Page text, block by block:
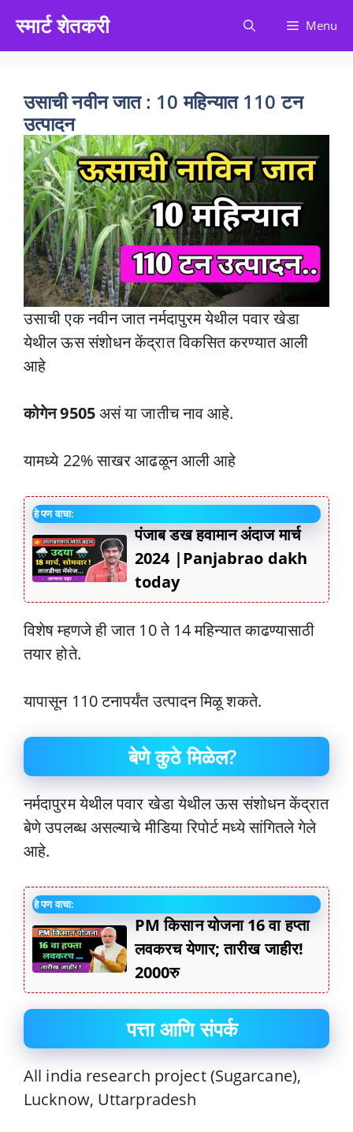
content
स्मार्ट शेतकरी Menu
उसाची नवीन जात : 10 महिन्यात 110 टन
उत्पादन
उसाची एक नवीन जात नर्मदापुरम येथील पवार खेडा
येथील ऊस संशोधन केंद्रात विकसित करण्यात आली
आहे
कोगेन 9505असं या जातीच नाव आहे.
यामध्ये 22% साखर आढळून आली आहे
हे पण वाचा:
पंजाब डख हवामान अंदाज मार्च
2024 |Panjabrao dakh
today
विशेष म्हणजे ही जात 10 ते 14 महिन्यात काढण्यासाठी
तयार होते.
यापासून 110 टनापर्यंत उत्पादन मिळू शकते.
बेणे कुठे मिळेल?
नर्मदापुरम येथील पवार खेडा येथील ऊस संशोधन केंद्रात
बेणे उपलब्ध असल्याचे मीडिया रिपोर्ट मध्ये सांगितले गेले
आहे.
हे पण वाचा:
PM किसान योजना 16 वा हप्ता
लवकरच येणार; तारीख जाहीर!
2000रु
पत्ता आणि संपर्क
All india research project (Sugarcane),
Lucknow, Uttarpradesh